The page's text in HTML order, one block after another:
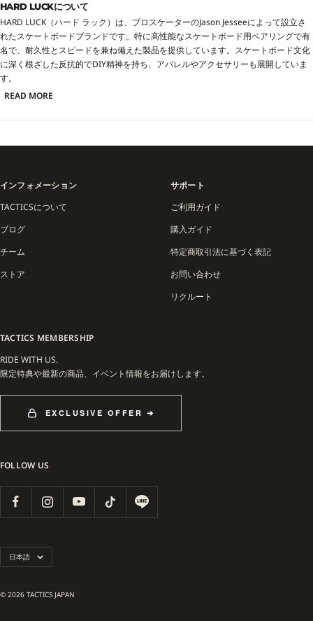
HARD LUCKについて
HARD LUCK（ハード ラック）は、プロスケーターのJason Jesseeによって設立さ
れたスケートボードブランドです。特に高性能なスケートボード用ベアリングで有
名で、耐久性とスピードを兼ね備えた製品を提供しています。スケートボード文化
に深く根ざした反抗的でDIY精神を持ち、アパレルやアクセサリーも展開していま
す。
READ MORE
インフォメーション
TACTICSについて
ブログ
チーム
ストア
サポート
ご利用ガイド
購入ガイド
特定商取引法に基づく表記
お問い合わせ
リクルート
TACTICS MEMBERSHIP
RIDE WITH US.
限定特典や最新の商品、イベント情報をお届けします。
EXCLUSIVE OFFER ➔
FOLLOW US
語
日本語
© 2026 TACTICS JAPAN